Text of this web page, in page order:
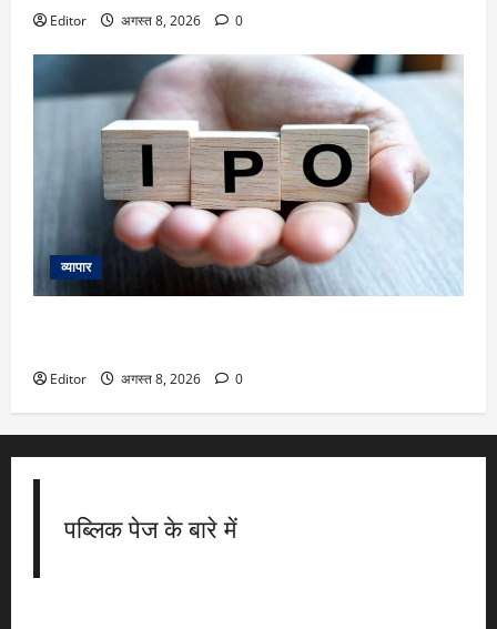
Editor अगस्त 8, 2026 0
व्यापार
Editor अगस्त 8, 2026 0
पब्लिक पेज के बारे में